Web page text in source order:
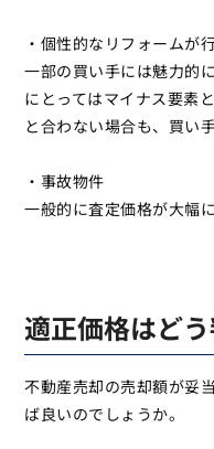
・個性的なリフォームが
一部の買い手には魅力的
にとってはマイナス要素
と合わない場合も、買い
・事故物件
一般的に査定価格が大幅
適正価格はど
不動産売却の売却額が妥
ば良いのでしょうか。